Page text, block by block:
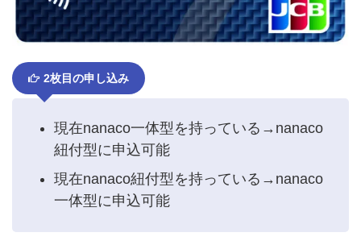
2枚目の申し込み
現在nanaco一体型を持っている→nanaco
紐付型に申込可能
現在nanaco紐付型を持っている→nanaco
一体型に申込可能